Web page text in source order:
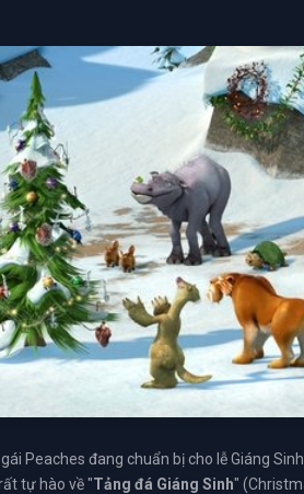
Peaches đang chuẩn bị cho lễ Giáng
tự hào về "Tảng đá Giáng Sinh"